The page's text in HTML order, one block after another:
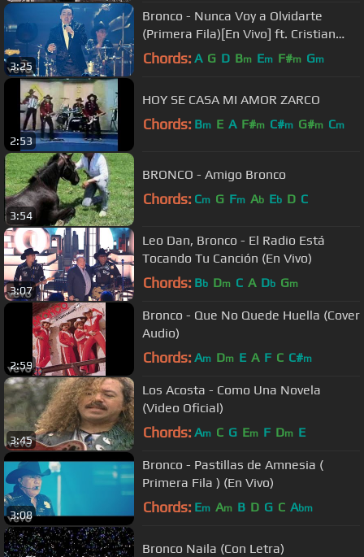
3:25
Bronco - Nunca Voy a Olvidarte
(Primera Fila)[En Vivo] ft. Cristian
Castro
Chords: A G D Bm Em F#m Gm
2:53
HOY SE CASA MI AMOR ZARCO
Chords: Bm E A F#m C#m G#m Cm
3:54
BRONCO - Amigo Bronco
Chords: Cm G Fm Ab Eb D C
3:07
Leo Dan, Bronco - El Radio Está
Tocando Tu Canción (En Vivo)
Chords: Bb Dm C A Db Gm
2:59
Bronco - Que No Quede Huella (Cover
Audio)
Chords: Am Dm E A F C C#m
3:45
Los Acosta - Como Una Novela
(Video Oficial)
Chords: Am C G Em F Dm E
3:08
Bronco - Pastillas de Amnesia (
Primera Fila ) (En Vivo)
Chords: Em Am B D G C Abm
Bronco Naila (Con Letra)